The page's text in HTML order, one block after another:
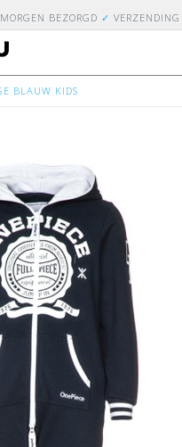
BEZORGD ✓ VERZENDING
BLAUW KIDS